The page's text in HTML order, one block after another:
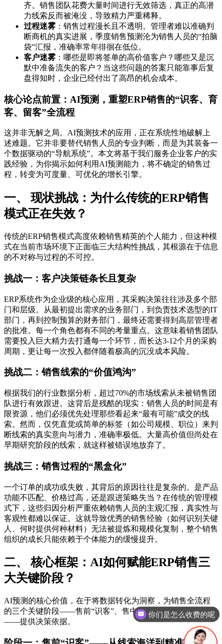
齐。销售团队花费大量时间进行无效筛选，真正的高潜
力线索反而被淹没，导致精力严重稀释。
过程迷雾 ：销售过程漫长且不透明。管理者难以准确判
断商机的真实进展，季度销售预测沦为销售人员的“拍脑
袋”汇报，准确率常年徘徊在低位。
客户迷雾 ：哪些是即将签单的高价值客户？哪些又是沉
默中准备流失的客户？当这些问题的答案只能靠事后复
盘得知时，企业已经付出了高昂的机会成本。
核心论点前置：AI预测，重塑ERP销售的“识客、育
客、留客”全流程
这并非无解之局。AI预测技术的应用，正在系统性地破解上
述难题。它并非要替代销售人员的专业判断，而是为其装备一
个数据驱动的“导航系统”。本文将基于我们服务企业客户的实
践经验，为你揭示如何利用AI预测能力，将不确定的销售过
程，转变为可度量、可优化的增长引擎。
一、 现状挑战：为什么传统的ERP销售
模式正在失效？
传统的ERP销售模式高度依赖销售精英的个人能力，但这种模
式在当前市场环境下正面临三大结构性挑战，其根源在于信息
的不对称与过程的不可控。
挑战一：客户决策链条长且复杂
ERP系统作为企业级的核心应用，其采购决策往往涉及多个部
门和层级。从最初提出需求的业务部门，到负责技术选型的IT
部门，再到控制预算的财务部门，最终还需要得到高层管理者
的批准。每一个角色都有不同的考量重点。这意味着销售团队
需要投入巨大精力去打通每一个环节，而长达3-12个月的采购
周期，更让每一次投入都伴随着极高的沉没成本风险。
挑战二：销售线索的“价值鸿沟”
根据我们的行业数据分析，超过70%的市场线索从未被销售团
队进行有效跟进。这背后是残酷的现实：销售人员的时间是有
限资源，他们必须优先处理那些看起来“最有可能”成交的线
索。然而，仅凭直觉或简单的标签（如公司规模、职位）来判
断线索的真实意向与潜力，准确率极低。大量高价值但尚处在
早期研究阶段的线索，就这样被错误地放弃了。
挑战三：销售过程的“黑盒化”
一个订单的成功或失败，其背后的原因往往是复杂的。是产品
功能不匹配、价格过高，还是跟进策略失当？在传统的管理模
式下，这些归因分析严重依赖销售人员的主观汇报，真实性与
客观性都难以保证。这就导致优秀的销售经验（如何识别关键
人、何时提供何种材料）无法被提炼和规模化复制，整个销售
组织的成长只能依赖于个体能力的缓慢提升。
二、 核心框架：AI如何赋能ERP销售三
大关键阶段？
AI预测的核心价值，在于将数据转化为洞察，为销售全流程
的三个关键阶段——售前“识客”、售中“育客”与售后“留客”
——提供决策依据。
你们是怎么收费的呢